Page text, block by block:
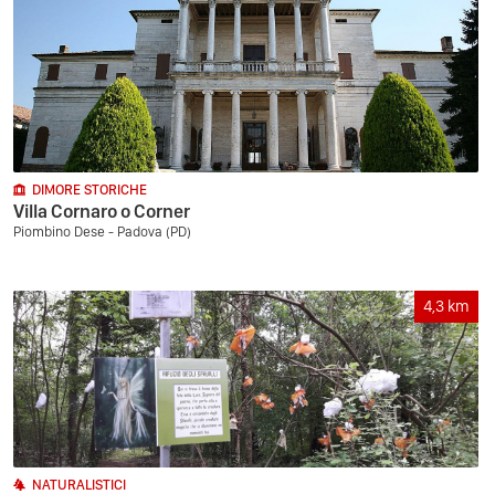
DIMORE STORICHE
Villa Cornaro o Corner
Piombino Dese - Padova (PD)
4,3 km
NATURALISTICI